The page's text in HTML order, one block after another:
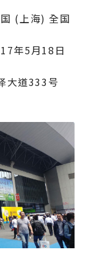
(上海) 全国
年5月18日
大道333号